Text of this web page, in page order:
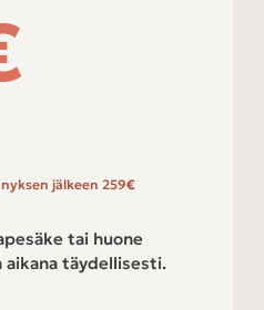
jälkeen 259€
tai huone
aikana täydellisesti.